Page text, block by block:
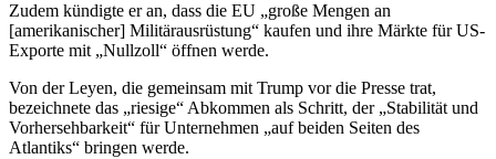
Zudem kündigte er an, dass die EU „große Mengen an
[amerikanischer] Militärausrüstung“ kaufen und ihre Märkte für US-
Exporte mit „Nullzoll“ öffnen werde.
Von der Leyen, die gemeinsam mit Trump vor die Presse trat,
bezeichnete das „riesige“ Abkommen als Schritt, der „Stabilität und
Vorhersehbarkeit“ für Unternehmen „auf beiden Seiten des
Atlantiks“ bringen werde.